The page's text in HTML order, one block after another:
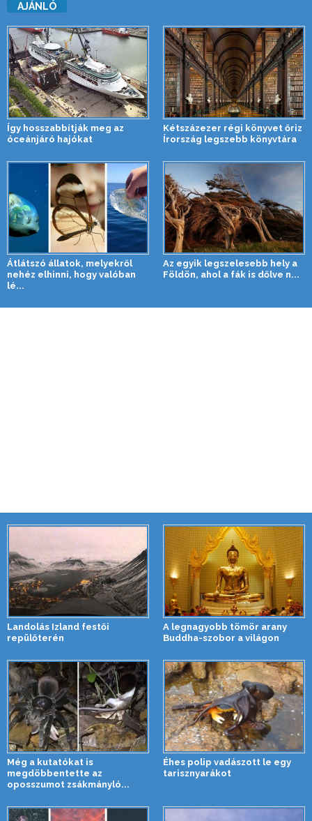
AJÁNLÓ
Így hosszabbítják meg az
óceánjáró hajókat
Kétszázezer régi könyvet őriz
Írország legszebb könyvtára
Átlátszó állatok, melyekről
nehéz elhinni, hogy valóban
lé...
Az egyik legszelesebb hely a
Földön, ahol a fák is dőlve n...
Landolás Izland festői
repülőterén
A legnagyobb tömör arany
Buddha-szobor a világon
Még a kutatókat is
megdöbbentette az
oposszumot zsákmányló...
Éhes polip vadászott le egy
tarisznyarákot